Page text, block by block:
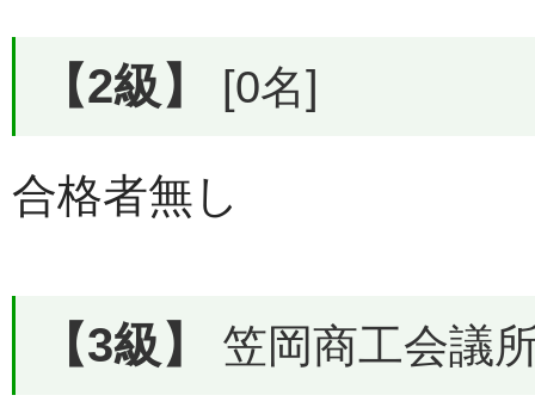
【2級】 [0名]
合格者無し
【3級】 笠岡商工会議